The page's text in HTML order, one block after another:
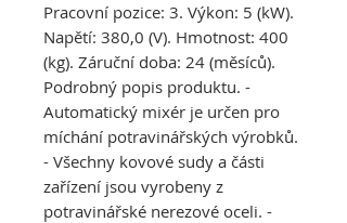
Pracovní pozice: 3. Výkon: 5 (kW).
Napětí: 380,0 (V). Hmotnost: 400
(kg). Záruční doba: 24 (měsíců).
Podrobný popis produktu. -
Automatický mixér je určen pro
míchání potravinářských výrobků.
- Všechny kovové sudy a části
zařízení jsou vyrobeny z
potravinářské nerezové oceli. -